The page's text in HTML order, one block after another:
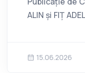
ALIN și FIȚ
15.06.2026